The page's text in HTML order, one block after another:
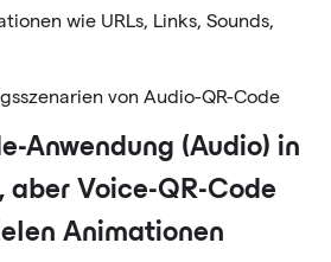
wie URLs, Links, Sounds,
von Audio-QR-Code
Anwendung (Audio) in
aber Voice-QR-Code
Animationen